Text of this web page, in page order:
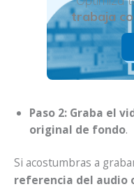
trabaja
Paso 2: Graba el
original de fondo.
Si acostumbras a
referencia del audio